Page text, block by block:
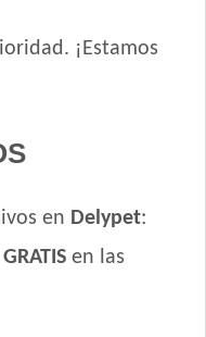
¡Estamos
en Delypet:
en las